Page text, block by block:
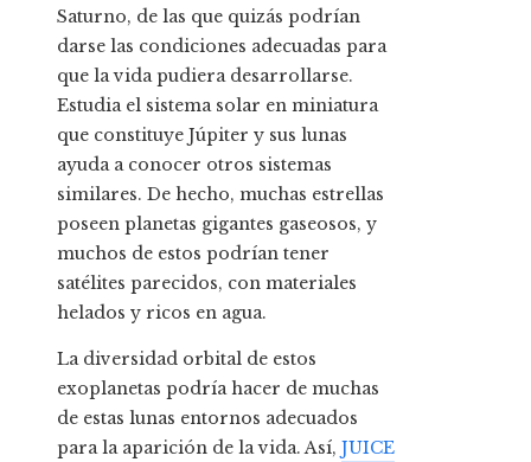
Saturno, de las que quizás podrían
darse las condiciones adecuadas para
que la vida pudiera desarrollarse.
Estudia el sistema solar en miniatura
que constituye Júpiter y sus lunas
ayuda a conocer otros sistemas
similares. De hecho, muchas estrellas
poseen planetas gigantes gaseosos, y
muchos de estos podrían tener
satélites parecidos, con materiales
helados y ricos en agua.
La diversidad orbital de estos
exoplanetas podría hacer de muchas
de estas lunas entornos adecuados
para la aparición de la vida. Así, JUICE